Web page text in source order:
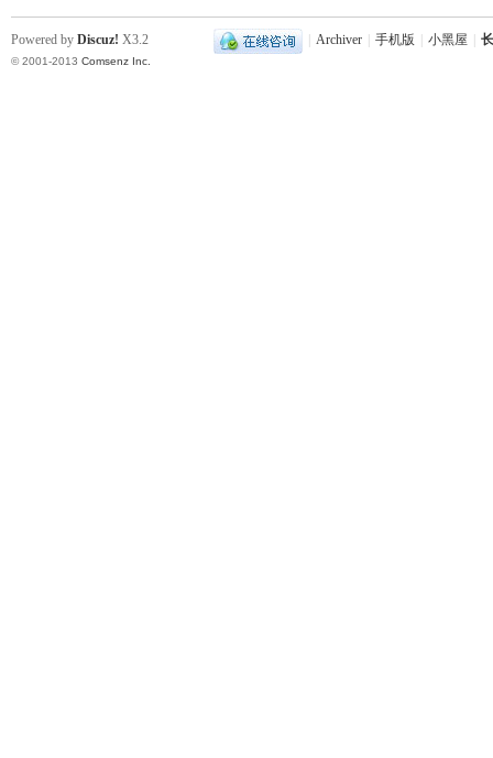
Archiver 手机版 小黑屋
Powered by Discuz! X3.2
© 2001-2013 Comsenz Inc.